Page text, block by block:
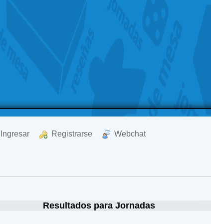
Ingresar Registrarse Webchat
Resultados para Jornadas